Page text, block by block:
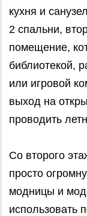
кухня и
2 спальни,
помещение,
библиотекой,
или игровой
выход на
проводить
Со второго
просто
модницы и
использовать